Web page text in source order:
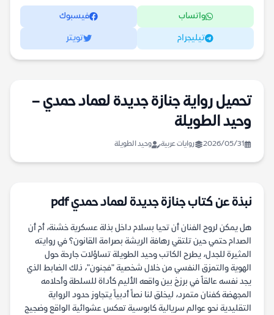
واتساب فيسبوك
تيليجرام تويتر
تحميل رواية جنازة جديدة لعماد حمدي –
وحيد الطويلة
2026/05/31 روايات عربية وحيد الطويلة
نبذة عن كتاب جنازة جديدة لعماد حمدي pdf
هل يمكن لروح الفنان أن تحيا بسلام داخل بذلة عسكرية خشنة، أم أن
الصدام حتمي حين تلتقي رهافة الريشة بصرامة القانون؟ في روايته
المثيرة للجدل، يطرح الكاتب وحيد الطويلة تساؤلات جارحة حول
الهوية والتمزق النفسي من خلال شخصية "فجنون"، ذلك الضابط الذي
يجد نفسه عالقاً في برزخ بين واقعه الأليم كأداة للسلطة وأحلامه
المجهضة كفنان متمرد، ليخلق لنا نصاً أدبياً يتجاوز حدود الرواية
التقليدية نحو عوالم سريالية كابوسية تعكس عشوائية الواقع وضجيج